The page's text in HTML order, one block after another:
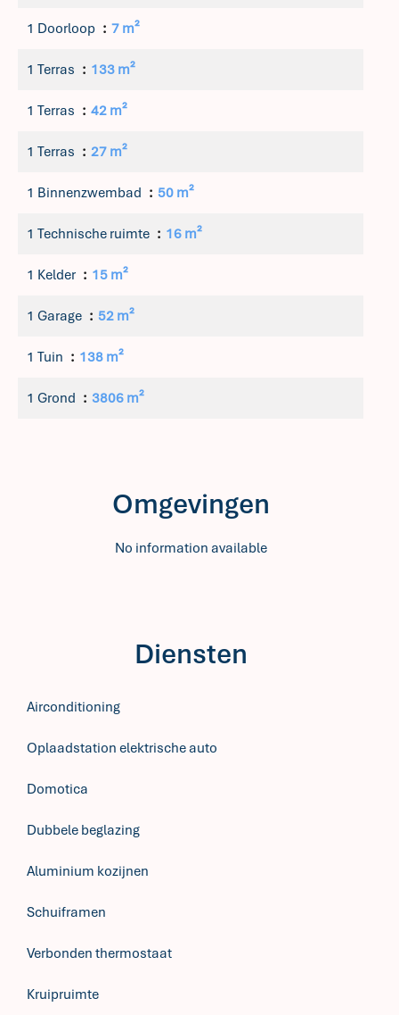
1 Doorloop 7 m²
1 Terras 133 m²
1 Terras 42 m²
1 Terras 27 m²
1 Binnenzwembad 50 m²
1 Technische ruimte 16 m²
1 Kelder 15 m²
1 Garage 52 m²
1 Tuin 138 m²
1 Grond 3806 m²
Omgevingen
No information available
Diensten
Airconditioning
Oplaadstation elektrische auto
Domotica
Dubbele beglazing
Aluminium kozijnen
Schuiframen
Verbonden thermostaat
Kruipruimte